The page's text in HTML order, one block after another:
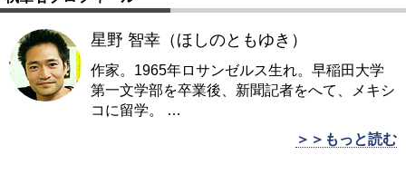
星野 智幸（ほしのともゆき）
作家。1965年ロサンゼルス生れ。早稲田大学
第一文学部を卒業後、新聞記者をへて、メキシ
コに留学。
…
＞＞もっと読む